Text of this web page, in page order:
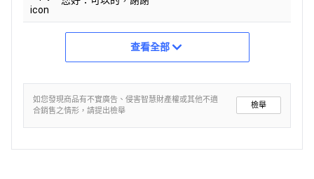
查看全部
如您發現商品有不實廣告、侵害智慧財產權或其他不適
合銷售之情形，請提出檢舉
檢舉